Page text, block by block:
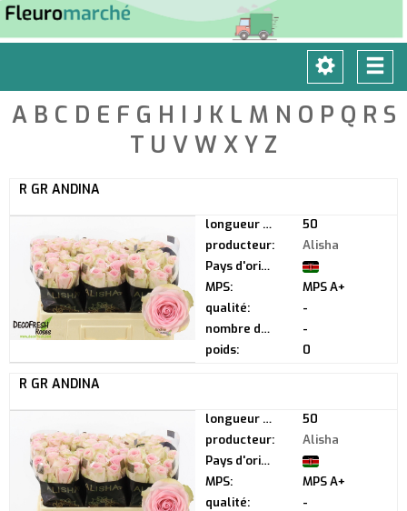
Toggle
A B C D E F G H I J K L M N O P Q R S
T U V W X Y Z
R GR ANDINA
longueur de tige:
50
producteur:
Alisha
Pays d'origine:
MPS:
MPS A+
qualité:
-
nombre de boutons:
-
poids:
0
R GR ANDINA
longueur de tige:
50
producteur:
Alisha
Pays d'origine:
MPS:
MPS A+
qualité:
-